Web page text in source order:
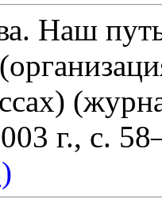
Наш путь
г., с.